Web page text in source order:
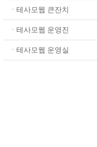
ㆍ테사모웹 큰잔치
ㆍ테사모웹 운영진
ㆍ테사모웹 운영실